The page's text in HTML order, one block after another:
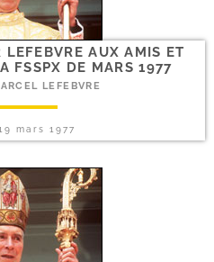
LEFEBVRE AUX AMIS ET
FSSPX DE MARS 1977
LEFEBVRE
mars 1977